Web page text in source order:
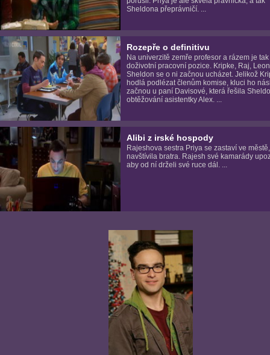
Sheldona přeprávničí. ...
Rozepře o definitivu
Na univerzitě zemře profesor a rázem je
doživotní pracovní pozice. Kripke, Raj,
Sheldon se o ni začnou ucházet. Jelikož
hodlá podlézat členům komise, kluci ho
začnou u paní Davisové, která řešila
obtěžování asistentky Alex. ...
Alibi z irské hospody
Rajeshova sestra Priya se zastaví ve
navštívila bratra. Rajesh své kamarády
aby od ní drželi své ruce dál. ...